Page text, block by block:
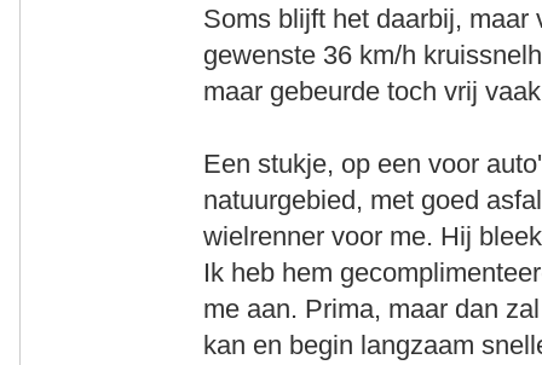
Soms blijft het daarbij,
gewenste 36 km/h
maar gebeurde toch vrij
Een stukje, op een voor
natuurgebied, met goed
wielrenner voor me. Hij
Ik heb hem
me aan. Prima, maar dan
kan en begin langzaam